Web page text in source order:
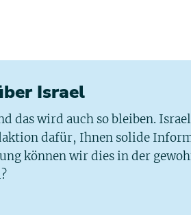
Israel
das wird auch so bleiben.
dafür, Ihnen solide
können wir dies in der